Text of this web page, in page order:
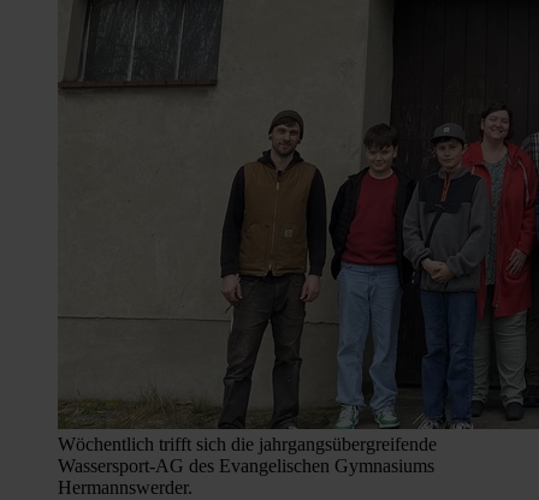
Wöchentlich trifft sich die jahrgangsübergreifende
Wassersport-AG des Evangelischen Gymnasiums
Hermannswerder.